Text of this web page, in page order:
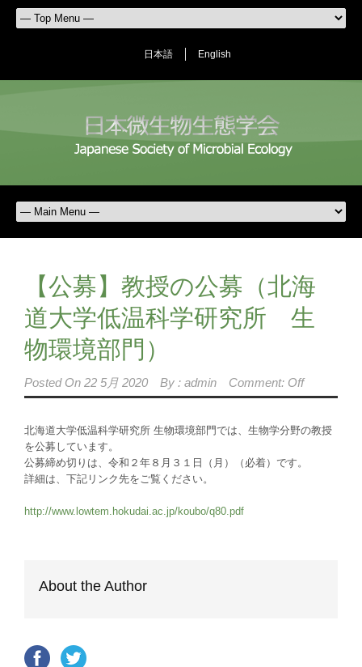
日本語 English
【公募】教授の公募（北海
道大学低温科学研究所 生
物環境部門）
Posted On 22 5月 2020 By : admin Comment: Off
北海道大学低温科学研究所 生物環境部門では、生物学分野の教授
を公募しています。
公募締め切りは、令和２年８月３１日（月）（必着）です。
詳細は、下記リンク先をご覧ください。
http://www.lowtem.hokudai.ac.jp/koubo/q80.pdf
About the Author